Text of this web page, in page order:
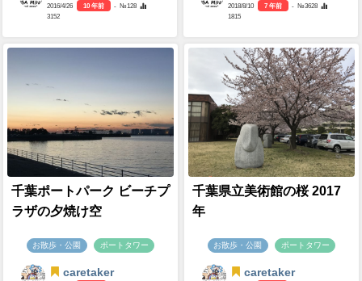
2016/4/26 10 年前
- №128
3152
2018/8/10 7 年前
- №3628
1815
千葉ポートパーク ビーチプ
ラザの夕焼け空
お散歩・公園 ポートタワー
caretaker
千葉県立美術館の桜 2017
年
お散歩・公園 ポートタワー
caretaker